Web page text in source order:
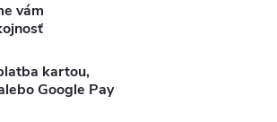
vám
kartou,
Google Pay